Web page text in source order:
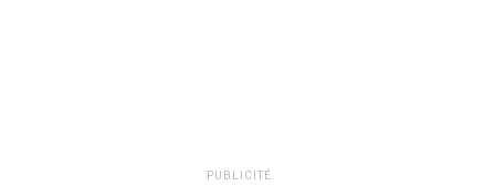
PUBLICITÉ